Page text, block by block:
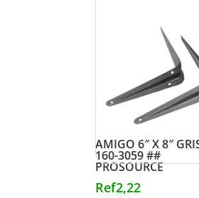
AMIGO 6″ X 8″
160-3059 ##
PROSOURCE
Ref2,22